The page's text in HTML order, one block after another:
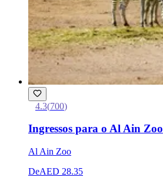
4.3(700)
Ingressos para o Al Ain Zoo
Al Ain Zoo
DeAED 28.35